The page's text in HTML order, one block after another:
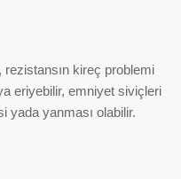
rezistansın kireç problemi
eriyebilir, emniyet siviçleri
yada yanması olabilir.